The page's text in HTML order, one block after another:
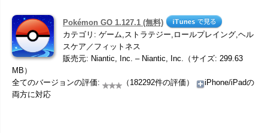
Pokémon GO 1.127.1 (無料)
カテゴリ: ゲーム,ストラテジー,ロールプレイング,ヘル
スケア／フィットネス
販売元: Niantic, Inc. – Niantic, Inc.（サイズ: 299.63
MB）
全てのバージョンの評価:
（182292件の評価）
iPhone/iPadの
両方に対応